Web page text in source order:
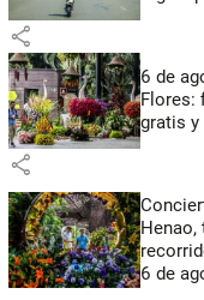
share
6 de
Flores:
gratis y
share
Henao,
6 de